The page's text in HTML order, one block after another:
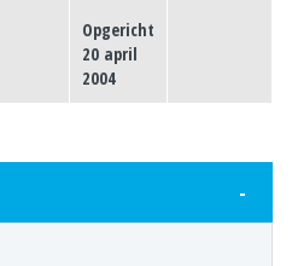
Opgericht
20 april
2004
-